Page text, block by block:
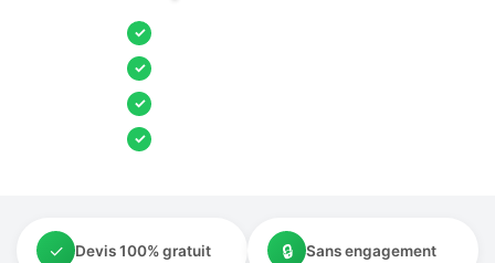
✓
✓
✓
✓
✓ Devis 100% gratuit 🔒 Sans engagement